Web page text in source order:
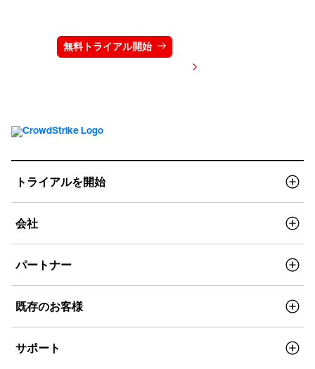
無料トライアル開始
トライアルを開始
会社
パートナー
既存のお客様
サポート